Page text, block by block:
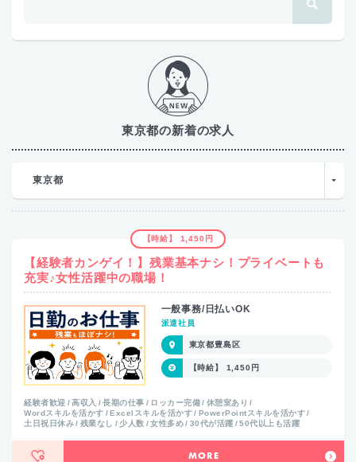
東京都の新着の求人
東京都
【時給】 1,450円
【経験者カンゲイ！】残業基本ナシ！プライベートも
充実♪女性活躍中の職場！
一般事務/日払いOK
派遣社員
東京都豊島区
【時給】 1,450円
経験者歓迎 高収入 長期の仕事 ロッカー完備
休憩室あり
Wordスキルを活かす
Excelスキルを活かす
PowerPointスキルを活かす
土日祝日休み
残業なし 少人数 女性多め 30代が活躍 50代以上も活躍
MORE